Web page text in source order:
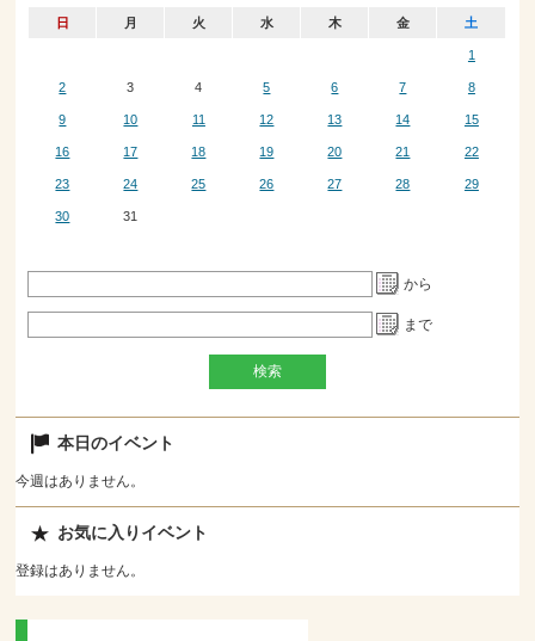
日 月 火 水 木 金 土
1
2 3 4 5 6 7 8
9 10 11 12 13 14 15
16 17 18 19 20 21 22
23 24 25 26 27 28 29
30 31
から
まで
本日のイベント
今週はありません。
お気に入りイベント
登録はありません。